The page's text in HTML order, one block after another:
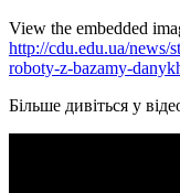
View the embedded
http://cdu.edu.ua/news/
roboty-z-bazamy-
Більше дивіться у